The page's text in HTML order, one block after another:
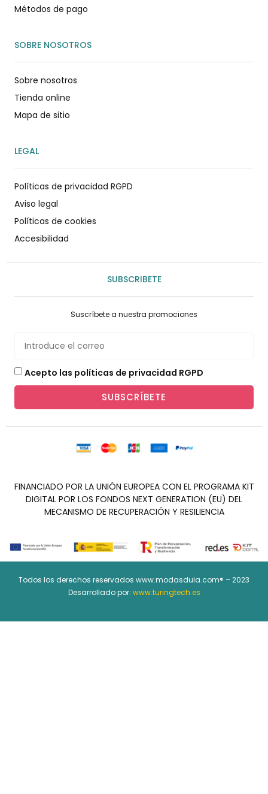
Métodos de pago
SOBRE NOSOTROS
Sobre nosotros
Tienda online
Mapa de sitio
LEGAL
Políticas de privacidad RGPD
Aviso legal
Políticas de cookies
Accesibilidad
SUBSCRIBETE
Suscríbete a nuestra promociones
Acepto las políticas de privacidad RGPD
SUBSCRÍBETE
FINANCIADO POR LA UNIÓN EUROPEA CON EL PROGRAMA KIT
DIGITAL POR LOS FONDOS NEXT GENERATION (EU) DEL
MECANISMO DE RECUPERACIÓN Y RESILIENCIA
Todos los derechos reservados www.modasdula.com® – 2023
Desarrollado por: www.turingtech.es